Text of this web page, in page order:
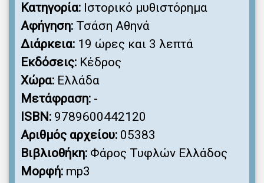
Κατηγορία: Ιστορικό μυθιστόρημα
Αφήγηση: Τσάση Αθηνά
Διάρκεια: 19 ώρες και 3 λεπτά
Εκδόσεις: Κέδρος
Χώρα: Ελλάδα
Μετάφραση: -
ISBN: 9789600442120
Αριθμός αρχείου: 05383
Βιβλιοθήκη: Φάρος Τυφλών Ελλάδος
Μορφή: mp3